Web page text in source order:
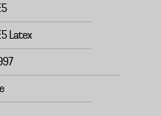
Latex